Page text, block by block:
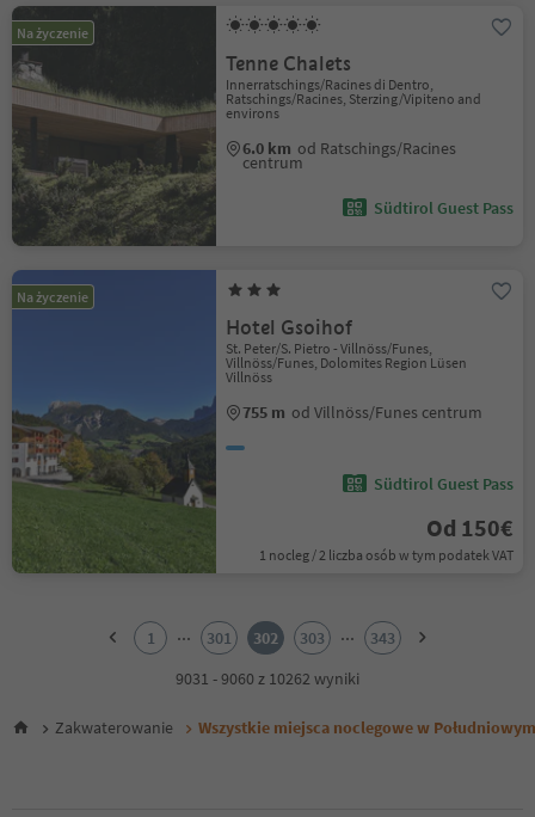
Na życzenie
Tenne Chalets
Innerratschings/Racines di Dentro,
Ratschings/Racines, Sterzing/Vipiteno and
environs
6.0 km od Ratschings/Racines
centrum
Südtirol Guest Pass
Na życzenie
Hotel Gsoihof
St. Peter/S. Pietro - Villnöss/Funes,
Villnöss/Funes, Dolomites Region Lüsen
Villnöss
755 m od Villnöss/Funes centrum
Südtirol Guest Pass
Od 150€
1 nocleg / 2 liczba osób w tym podatek VAT
6
1 ... 301 302 303 ...
343
9031 - 9060 z 10262 wyniki
Zakwaterowanie Wszystkie miejsca noclegowe w